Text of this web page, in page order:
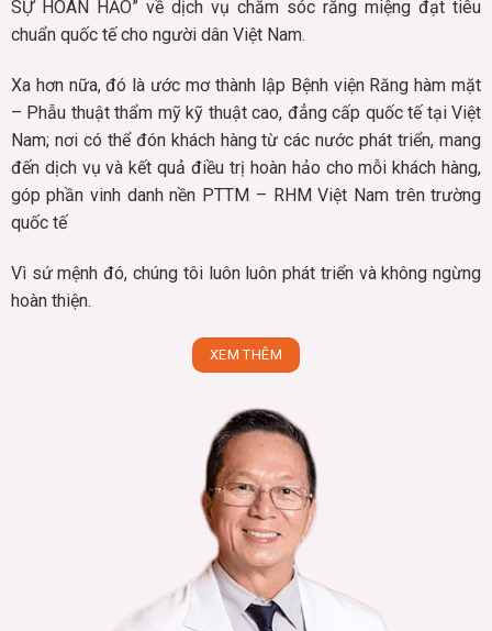
SỰ HOÀN HẢO” về dịch vụ chăm sóc răng miệng đạt tiêu
chuẩn quốc tế cho người dân Việt Nam.
Xa hơn nữa, đó là ước mơ thành lập Bệnh viện Răng hàm mặt
– Phẫu thuật thẩm mỹ kỹ thuật cao, đẳng cấp quốc tế tại Việt
Nam; nơi có thể đón khách hàng từ các nước phát triển, mang
đến dịch vụ và kết quả điều trị hoàn hảo cho mỗi khách hàng,
góp phần vinh danh nền PTTM – RHM Việt Nam trên trường
quốc tế
Vì sứ mệnh đó, chúng tôi luôn luôn phát triển và không ngừng
hoàn thiện.
XEM THÊM